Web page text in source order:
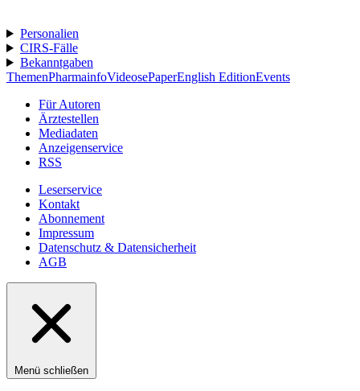
Personalien
CIRS-Fälle
Bekanntgaben
ThemenPharmainfoVideosePaperEnglish EditionEvents
Für Autoren
Ärztestellen
Mediadaten
Anzeigenservice
RSS
Leserservice
Kontakt
Abonnement
Impressum
Datenschutz & Datensicherheit
AGB
Menü schließen